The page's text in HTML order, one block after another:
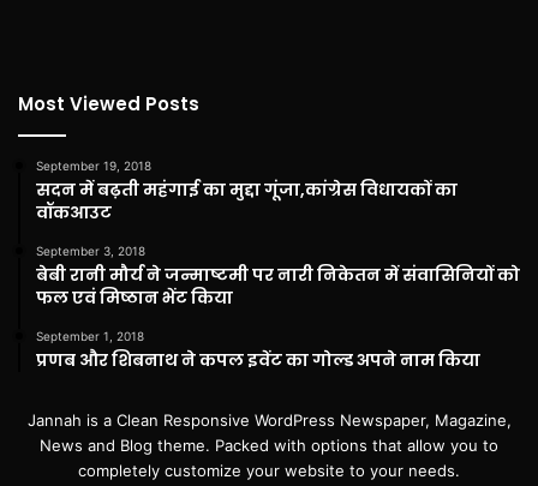
Most Viewed Posts
September 19, 2018
सदन में बढ़ती महंगाई का मुद्दा गूंजा,कांग्रेस विधायकों का
वॉकआउट
September 3, 2018
बेबी रानी मौर्य ने जन्माष्टमी पर नारी निकेतन में संवासिनियों को
फल एवं मिष्ठान भेंट किया
September 1, 2018
प्रणब और शिबनाथ ने कपल इवेंट का गोल्ड अपने नाम किया
Jannah is a Clean Responsive WordPress Newspaper, Magazine,
News and Blog theme. Packed with options that allow you to
completely customize your website to your needs.